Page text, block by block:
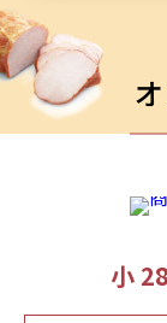
小